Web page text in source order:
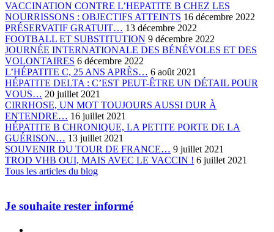
VACCINATION CONTRE L’HEPATITE B CHEZ LES
NOURRISSONS : OBJECTIFS ATTEINTS 16 décembre 2022
PRÉSERVATIF GRATUIT… 13 décembre 2022
FOOTBALL ET SUBSTITUTION 9 décembre 2022
JOURNÉE INTERNATIONALE DES BÉNÉVOLES ET DES
VOLONTAIRES 6 décembre 2022
L’HÉPATITE C, 25 ANS APRÈS… 6 août 2021
HÉPATITE DELTA : C’EST PEUT-ÊTRE UN DÉTAIL POUR
VOUS… 20 juillet 2021
CIRRHOSE, UN MOT TOUJOURS AUSSI DUR À
ENTENDRE… 16 juillet 2021
HÉPATITE B CHRONIQUE, LA PETITE PORTE DE LA
GUÉRISON… 13 juillet 2021
SOUVENIR DU TOUR DE FRANCE… 9 juillet 2021
TROD VHB OUI, MAIS AVEC LE VACCIN ! 6 juillet 2021
Tous les articles du blog
Je souhaite rester informé